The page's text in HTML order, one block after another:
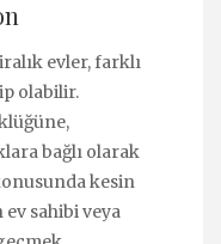
evler, farklı
olabilir.
bağlı olarak
kesin
sahibi veya